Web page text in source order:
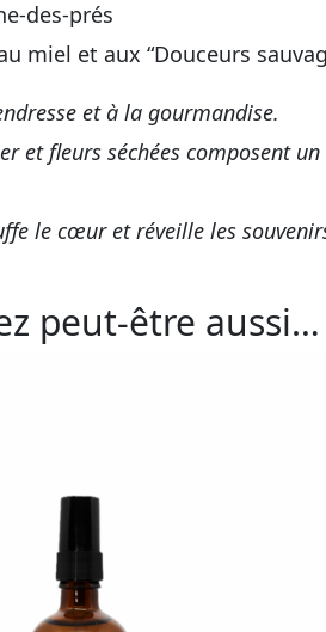
des-prés
miel et aux “Douceurs
et à la gourmandise.
et fleurs séchées composent
le cœur et réveille les
peut-être aussi…